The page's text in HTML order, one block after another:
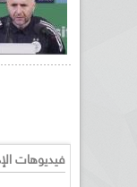
فيديوهات